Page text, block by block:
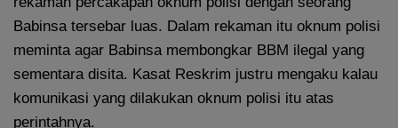
Babinsa tersebar luas. Dalam rekaman itu oknum polisi
meminta agar Babinsa membongkar BBM ilegal yang
sementara disita. Kasat Reskrim justru mengaku kalau
komunikasi yang dilakukan oknum polisi itu atas
perintahnya.